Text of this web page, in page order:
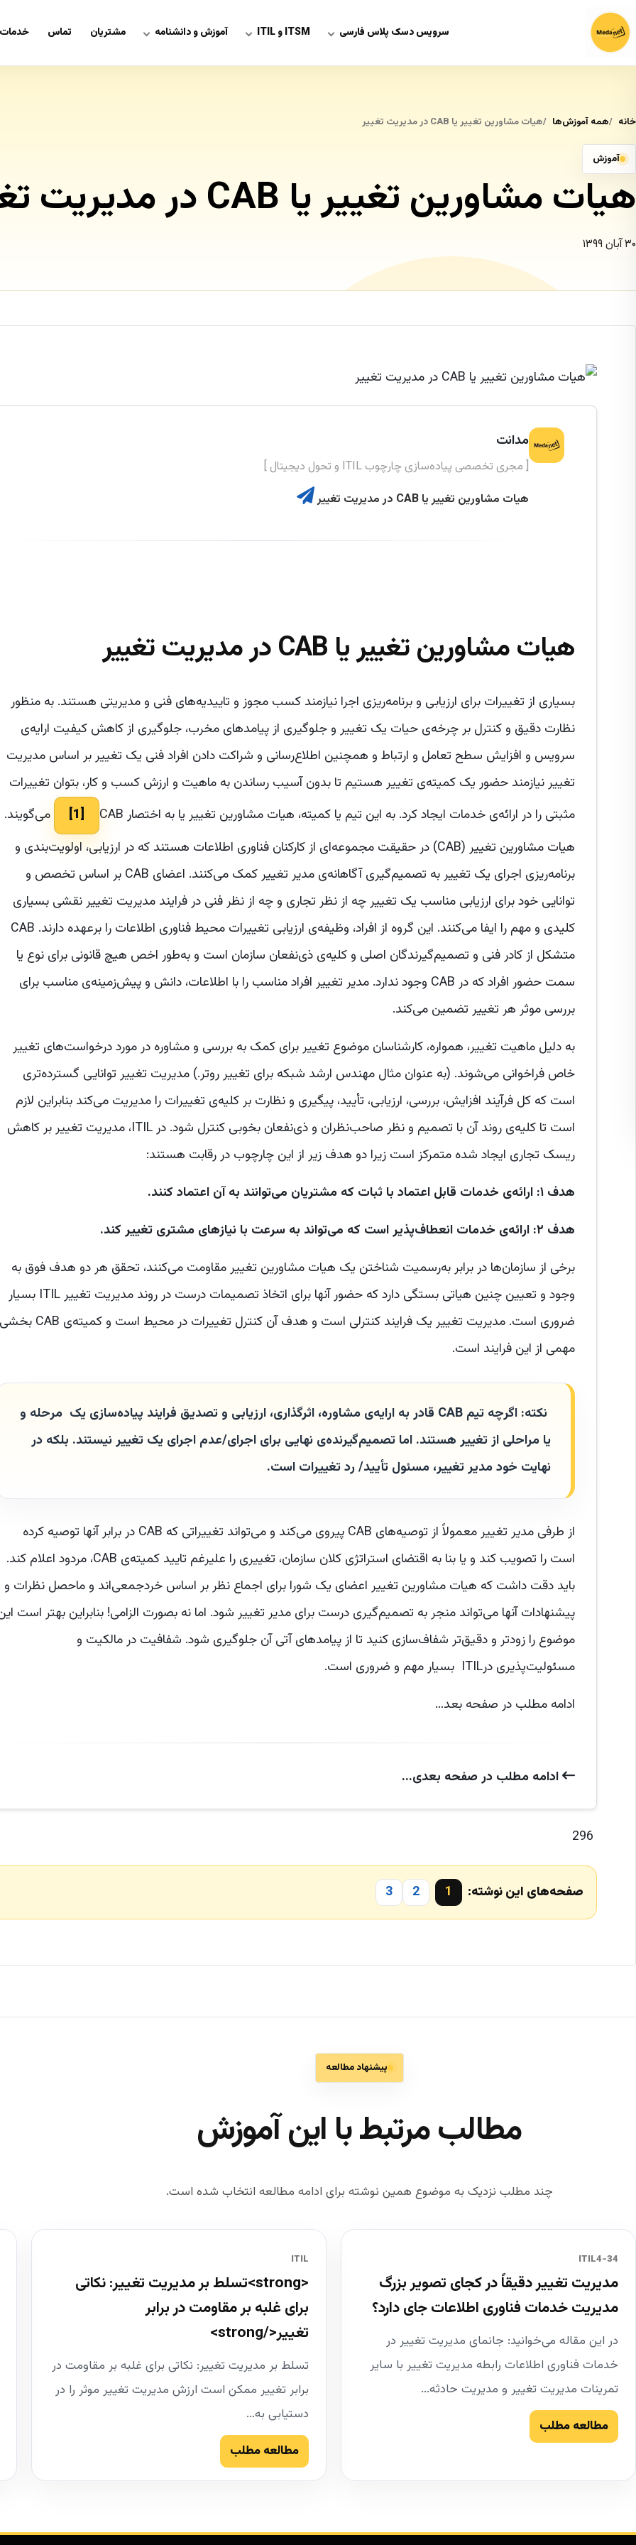
سرویس دسک پلاس فارسی ITSM و ITIL آموزش و دانشنامه مشتریان تماس
خانه همه آموزش‌ها هیات مشاورین تغییر یا CAB در مدیریت تغییر
آموزش
هیات مشاورین تغییر یا CAB در مدیریت تغییر
۳۰ آبان ۱۳۹۹
مدانت
[ مجری تخصصی پیاده‌سازی چارچوب ITIL و تحول دیجیتال ]
هیات مشاورین تغییر یا CAB در مدیریت تغییر
هیات مشاورین تغییر یا CAB در مدیریت تغییر
بسیاری از تغییرات برای ارزیابی و برنامه‌ریزی اجرا نیازمند کسب مجوز و تاییدیه‌های فنی و مدیریتی هستند. به منظور
نظارت دقیق و کنترل بر چرخه‌ی حیات یک تغییر و جلوگیری از پیامدهای مخرب، جلوگیری از کاهش کیفیت ارایه‌ی
سرویس و افزایش سطح تعامل و ارتباط و همچنین اطلاع‌رسانی و شراکت دادن افراد فنی یک تغییر بر اساس مدیریت
تغییر نیازمند حضور یک کمیته‌ی تغییر هستیم تا بدون آسیب رساندن به ماهیت و ارزش کسب و کار، بتوان تغییرات
مثبتی را در ارائه‌ی خدمات ایجاد کرد. به این تیم یا کمیته، هیات مشاورین تغییر یا به اختصار CAB
[1]
می‌گویند.
هیات مشاورین تغییر (CAB) در حقیقت مجموعه‌ای از کارکنان فناوری اطلاعات هستند که در ارزیابی، اولویت‌بندی و
برنامه‌ریزی اجرای یک تغییر به تصمیم‌گیری آگاهانه‌ی مدیر تغییر کمک می‌کنند. اعضای CAB بر اساس تخصص و
توانایی خود برای ارزیابی مناسب یک تغییر چه از نظر تجاری و چه از نظر فنی در فرایند مدیریت تغییر نقشی بسیاری
کلیدی و مهم را ایفا می‌کنند. این گروه از افراد، وظیفه‌ی ارزیابی تغییرات محیط فناوری اطلاعات را برعهده دارند. CAB
متشکل از کادر فنی و تصمیم‌گیرندگان اصلی و کلیه‌ی ذی‌نفعان سازمان است و به‌طور اخص هیچ قانونی برای نوع یا
سمت حضور افراد که در CAB وجود ندارد. مدیر تغییر افراد مناسب را با اطلاعات، دانش و پیش‌زمینه‌ی مناسب برای
بررسی موثر هر تغییر تضمین می‌کند.
به دلیل ماهیت تغییر، همواره، کارشناسان موضوع تغییر برای کمک به بررسی و مشاوره در مورد درخواست‌های تغییر
خاص فراخوانی می‌شوند. (به عنوان مثال مهندس ارشد شبکه برای تغییر روتر.) مدیریت تغییر توانایی گسترده‌تری
است که کل فرآیند افزایش، بررسی، ارزیابی، تأیید، پیگیری و نظارت بر کلیه‌ی تغییرات را مدیریت می‌کند بنابراین لازم
است تا کلیه‌ی روند آن با تصمیم و نظر صاحب‌نظران و ذی‌نفعان بخوبی کنترل شود. در ITIL، مدیریت تغییر بر کاهش
ریسک تجاری ایجاد شده متمرکز است زیرا دو هدف زیر از این چارچوب در رقابت هستند:
هدف ۱: ارائه‌ی خدمات قابل اعتماد با ثبات که مشتریان می‌توانند به آن اعتماد کنند.
هدف ۲: ارائه‌ی خدمات انعطاف‌پذیر است که می‌تواند به سرعت با نیازهای مشتری تغییر کند.
برخی از سازمان‌ها در برابر به‌رسمیت شناختن یک هیات مشاورین تغییر مقاومت می‌کنند، تحقق هر دو هدف فوق به
وجود و تعیین چنین هیاتی بستگی دارد که حضور آنها برای اتخاذ تصمیمات درست در روند مدیریت تغییر ITIL بسیار
ضروری است. مدیریت تغییر یک فرایند کنترلی است و هدف آن کنترل تغییرات در محیط است و کمیته‌ی CAB بخشی
مهمی از این فرایند است.
نکته: اگرچه تیم CAB قادر به ارایه‌ی مشاوره، اثرگذاری، ارزیابی و تصدیق فرایند پیاده‌سازی یک مرحله و
یا مراحلی از تغییر هستند. اما تصمیم‌گیرنده‌ی نهایی برای اجرای/عدم اجرای یک تغییر نیستند. بلکه در
نهایت خود مدیر تغییر، مسئول تأیید/ رد تغییرات است.
از طرفی مدیر تغییر معمولاً از توصیه‌های CAB پیروی می‌کند و می‌تواند تغییراتی که CAB در برابر آنها توصیه کرده
است را تصویب کند و یا بنا به اقتضای استراتژی کلان سازمان، تغییری را علیرغم تایید کمیته‌ی CAB، مردود اعلام کند.
باید دقت داشت که هیات مشاورین تغییر اعضای یک شورا برای اجماع نظر بر اساس خردجمعی‌اند و ماحصل نظرات و
پیشنهادات آنها می‌تواند منجر به تصمیم‌گیری درست برای مدیر تغییر شود. اما نه بصورت الزامی! بنابراین بهتر است
موضوع را زودتر و دقیق‌تر شفاف‌سازی کنید تا از پیامدهای آتی آن جلوگیری شود. شفافیت در مالکیت و
مسئولیت‌پذیری درITIL بسیار مهم و ضروری است.
ادامه مطلب در صفحه بعد…
ادامه‌ مطلب در صفحه‌ بعدی...
296
صفحه‌های این نوشته: 1
2
3
پیشنهاد مطالعه
مطالب مرتبط با این آموزش
چند مطلب نزدیک به موضوع همین نوشته برای ادامه مطالعه انتخاب شده است.
34-ITIL4
مدیریت تغییر دقیقاً در کجای تصویر بزرگ
مدیریت خدمات فناوری اطلاعات جای دارد؟
در این مقاله می‌خوانید: جانمای مدیریت تغییر در
خدمات فناوری اطلاعات رابطه مدیریت تغییر با سایر
تمرینات مدیریت تغییر و مدیریت حادثه...
مطالعه مطلب
ITIL
<strong>تسلط بر مدیریت تغییر: نکاتی
برای غلبه بر مقاومت در برابر
تغییر</strong>
تسلط بر مدیریت تغییر: نکاتی برای غلبه بر مقاومت در
برابر تغییر ممکن است ارزش مدیریت تغییر موثر را در
دستیابی به...
مطالعه مطلب